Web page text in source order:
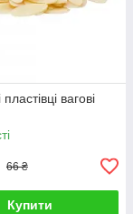
вагові
66 ₴
Купити